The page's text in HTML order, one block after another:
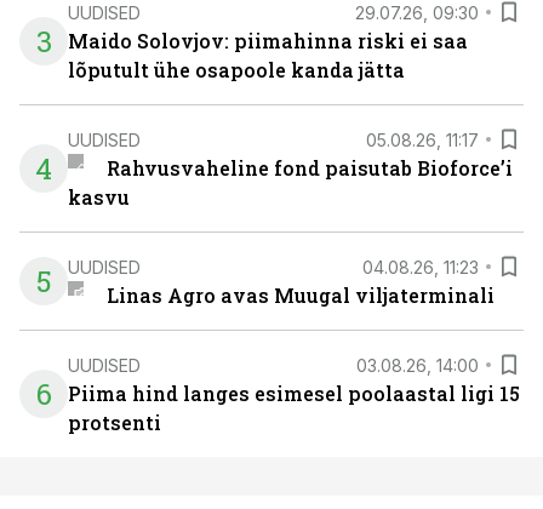
3
UUDISED 29.07.26, 09:30
Maido Solovjov: piimahinna riski ei saa
lõputult ühe osapoole kanda jätta
4
UUDISED 05.08.26, 11:17
Rahvusvaheline fond paisutab Bioforce’i
kasvu
5 UUDISED 04.08.26, 11:23
Linas Agro avas Muugal viljaterminali
6
UUDISED 03.08.26, 14:00
Piima hind langes esimesel poolaastal ligi 15
protsenti